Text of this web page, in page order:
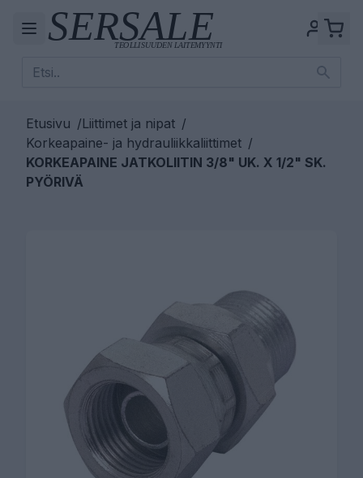
Etusivu /Liittimet ja nipat /
Korkeapaine- ja hydrauliikkaliittimet /
KORKEAPAINE JATKOLIITIN 3/8" UK. X 1/2" SK.
PYÖRIVÄ